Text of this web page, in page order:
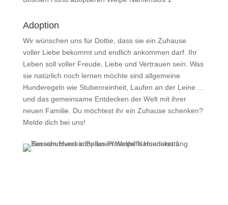
Adoption
Wir wünschen uns für Dottie, dass sie ein Zuhause
voller Liebe bekommt und endlich ankommen darf. Ihr
Leben soll voller Freude, Liebe und Vertrauen sein. Was
sie natürlich noch lernen möchte sind allgemeine
Hunderegeln wie Stubenreinheit, Laufen an der Leine …
und das gemeinsame Entdecken der Welt mit ihrer
neuen Familie. Du möchtest ihr ein Zuhause schenken?
Melde dich bei uns!